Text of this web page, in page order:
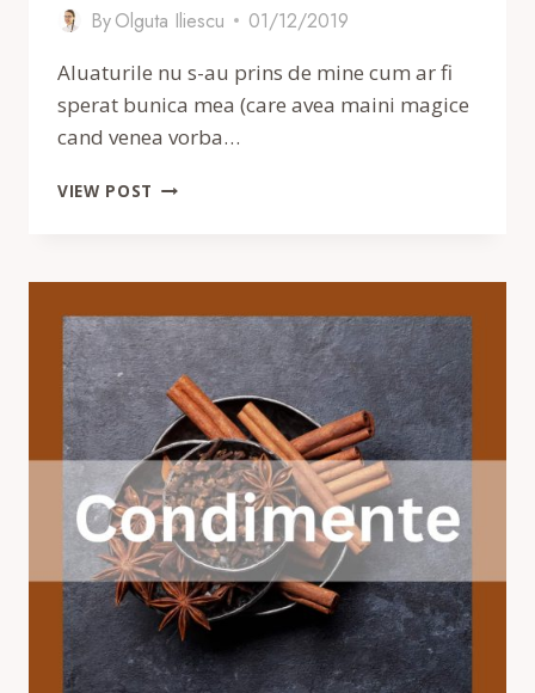
ByOlguta Iliescu
01/12/2019
Aluaturile nu s-au prins de mine cum ar fi
sperat bunica mea (care avea maini magice
cand venea vorba…
VIEW POST RULOURI